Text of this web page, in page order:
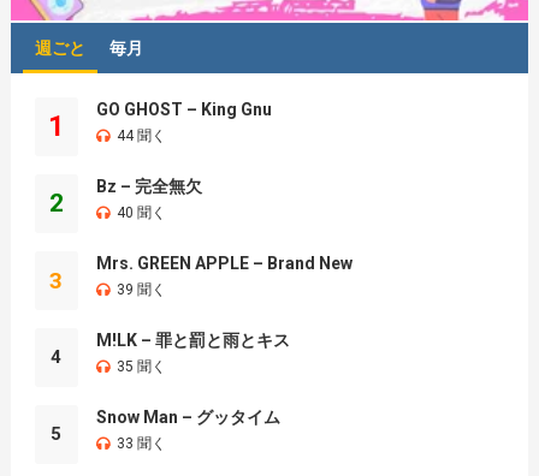
週ごと 毎月
1
GO GHOST – King Gnu
44 聞く
2
Bz – 完全無欠
40 聞く
3
Mrs. GREEN APPLE – Brand New
39 聞く
4
M!LK – 罪と罰と雨とキス
35 聞く
5
Snow Man – グッタイム
33 聞く